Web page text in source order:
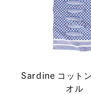
Sardine コット
オル